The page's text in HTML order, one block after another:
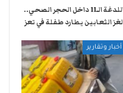
اللدغة الـ11 داخل الحجر الصحي..
لغز الثعابين يطارد طفلة في تعز
أخبار وتقارير